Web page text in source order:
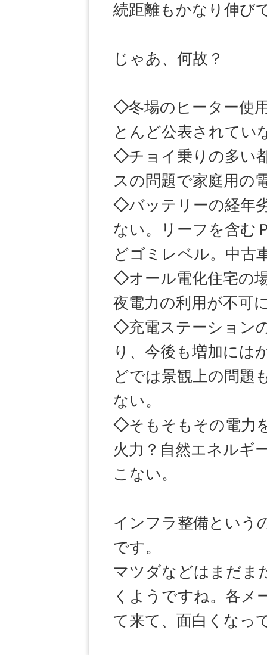
続距離もかなり伸び
じゃあ、何故？
◇冬場のヒーター使
とんど公表されてい
◇チョイ乗りの多い
スの問題で家庭用の
◇バッテリーの経年
ない。リーフを含む
どゴミレベル。中古
◇オール電化住宅の
夜電力の利用が不可
◇充電ステーション
り、今後も増加には
どでは景観上の問題
ない。
◇そもそもその電力
火力？自然エネルギ
こない。
インフラ整備という
です。
マツダなどはまだま
くようですね。各メ
て来て、面白くなっ